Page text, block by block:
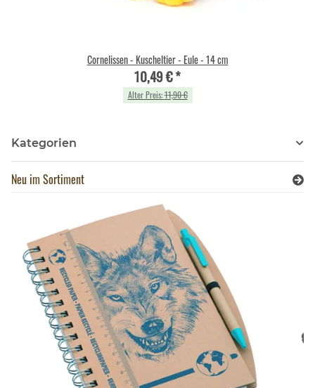
Cornelissen - Kuscheltier - Eule - 14 cm
10,49 €*
Alter Preis:11,90 €
Kategorien
Neu im Sortiment